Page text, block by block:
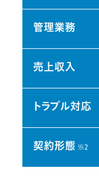
管理業務
売上収入
トラブル対応
契約形態 ※2